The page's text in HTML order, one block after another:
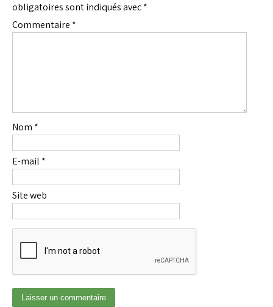
obligatoires sont indiqués avec*
Commentaire *
Nom *
E-mail *
Site web